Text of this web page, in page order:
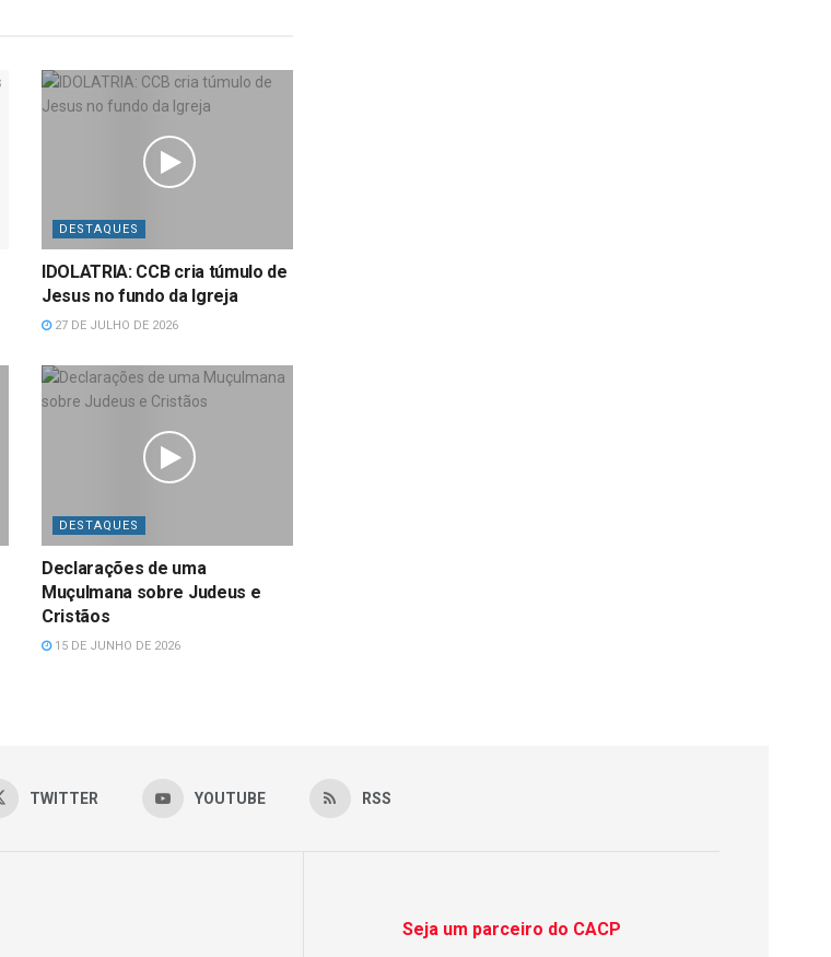
DESTAQUES
IDOLATRIA: CCB cria túmulo de
Jesus no fundo da Igreja
27 DE JULHO DE 2026
DESTAQUES
Declarações de uma
Muçulmana sobre Judeus e
Cristãos
15 DE JUNHO DE 2026
TWITTER YOUTUBE RSS
Seja um parceiro do CACP